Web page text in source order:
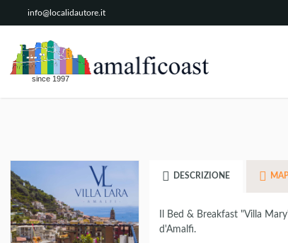
info@localidautore.it
since 1997
DESCRIZIONE
Il Bed & Breakfast "Villa
d'Amalfi.